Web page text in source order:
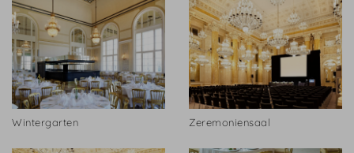
Wintergarten Zeremoniensaal